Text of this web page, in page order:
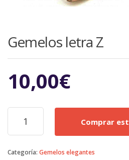
Gemelos letra Z
10,00€
Gemelos
letra
Z
Comprar
Categoría: Gemelos elegantes